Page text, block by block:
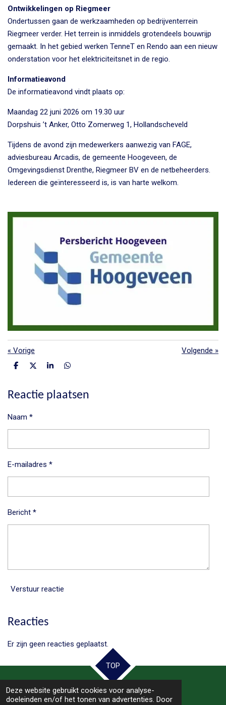
Deze website gebruikt cookies voor analyse-
doeleinden en/of het tonen van advertenties. Door
Ontwikkelingen op Riegmeer
Ondertussen gaan de werkzaamheden op bedrijventerrein
Riegmeer verder. Het terrein is inmiddels grotendeels bouwrijp
gemaakt. In het gebied werken TenneT en Rendo aan een nieuw
onderstation voor het elektriciteitsnet in de regio.
Informatieavond
De informatieavond vindt plaats op:
Maandag 22 juni 2026 om 19.30 uur
Dorpshuis ’t Anker, Otto Zomerweg 1, Hollandscheveld
Tijdens de avond zijn medewerkers aanwezig van FAGE,
adviesbureau Arcadis, de gemeente Hoogeveen, de
Omgevingsdienst Drenthe, Riegmeer BV en de netbeheerders.
Iedereen die geïnteresseerd is, is van harte welkom.
« Vorige Volgende »
D
e
n
D
l
S
r
e
D
e
n
Reactie plaatsen
Naam *
E-mailadres *
Bericht *
Verstuur reactie
Reacties
Er zijn geen reacties geplaatst.
TOP
© 2025 - 2026 Samen Hoogeveen